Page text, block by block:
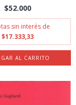
$52.000
sin interés de
$17.333,33